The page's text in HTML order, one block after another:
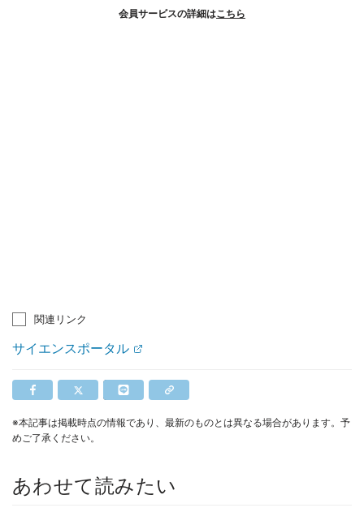
会員サービスの詳細はこちら
関連リンク
サイエンスポータル
※本記事は掲載時点の情報であり、最新のものとは異なる場合があります。予
めご了承ください。
あわせて読みたい